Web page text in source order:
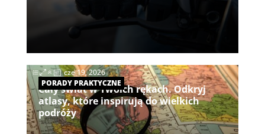
Cały świat w Twoich rękach. Odkryj
atlasy, które inspirują do wielkich
podróży
cze 19, 2026|
PORADY PRAKTYCZNE